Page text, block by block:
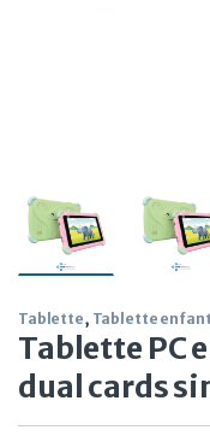
Tablette, Tablette enfant
Tablette PC
dual cards